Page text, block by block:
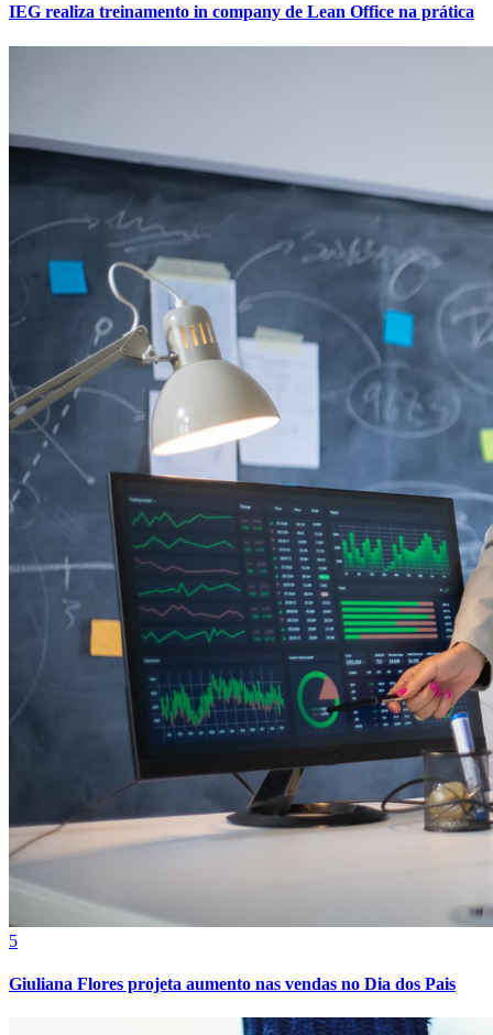
Internacional
IEG realiza treinamento in company de Lean Office na prática
5
Giuliana Flores projeta aumento nas vendas no Dia dos Pais